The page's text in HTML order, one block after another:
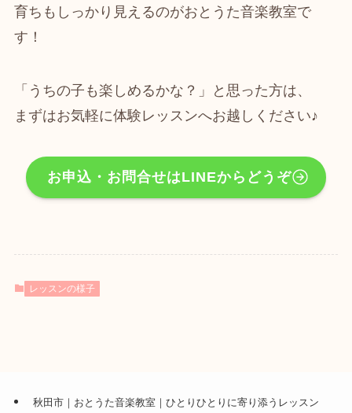
育ちもしっかり見えるのがおとうた音楽教室で
す！
「うちの子も楽しめるかな？」と思った方は、
まずはお気軽に体験レッスンへお越しください♪
お申込・お問合せはLINEからどうぞ
レッスンの様子
秋田市｜おとうた音楽教室｜ひとりひとりに寄り添うレッスン